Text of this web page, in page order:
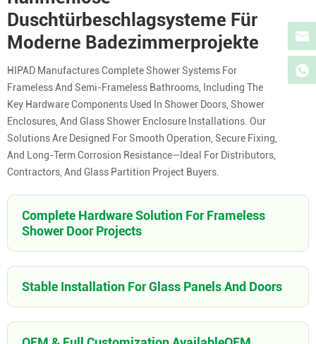
Duschtürbeschlagsysteme Für
Moderne Badezimmerprojekte
HIPAD Manufactures Complete Shower Systems For
Frameless And Semi-Frameless Bathrooms, Including The
Key Hardware Components Used In Shower Doors, Shower
Enclosures, And Glass Shower Enclosure Installations. Our
Solutions Are Designed For Smooth Operation, Secure Fixing,
And Long-Term Corrosion Resistance—Ideal For Distributors,
Contractors, And Glass Partition Project Buyers.
Complete Hardware Solution For Frameless
Shower Door Projects
Stable Installation For Glass Panels And Doors